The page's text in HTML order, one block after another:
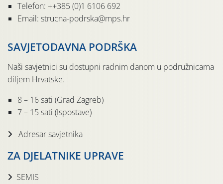
Telefon: ++385 (0)1 6106 692
Email: strucna-podrska@mps.hr
SAVJETODAVNA PODRŠKA
Naši savjetnici su dostupni radnim danom u podružnicama
diljem Hrvatske.
8 – 16 sati (Grad Zagreb)
7 – 15 sati (Ispostave)
Adresar savjetnika
ZA DJELATNIKE UPRAVE
SEMIS